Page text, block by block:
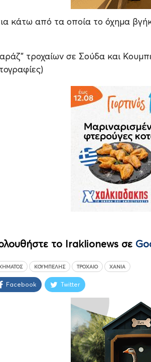
κάτω από τα οποία το όχημα
το Iraklionews σε
ΚΟΥΜΠΕΛΉΣ ΤΡΟΧΑΊΟ ΧΑΝΙΆ
Facebook Twitter